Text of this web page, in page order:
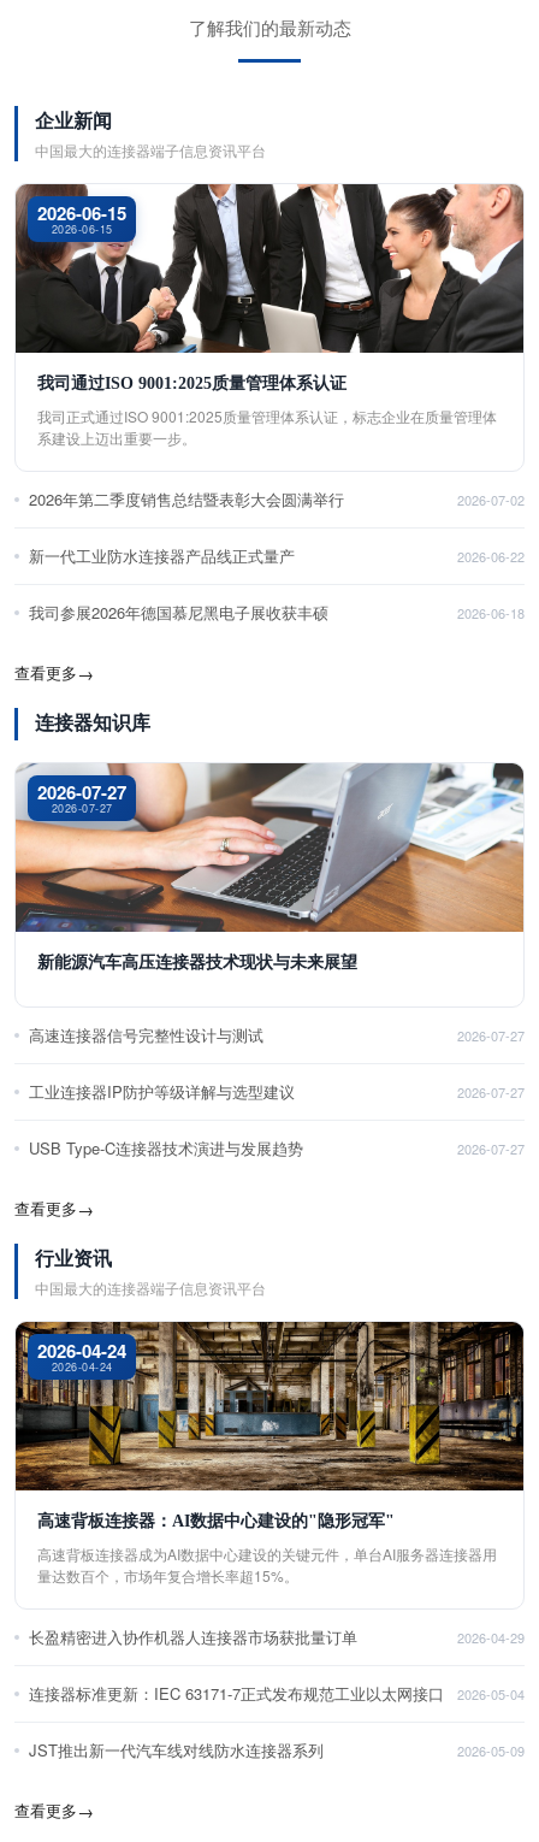
了解我们的最新动态
企业新闻
中国最大的连接器端子信息资讯平台
2026-06-15
2026-06-15
我司通过ISO 9001:2025质量管理体系认证
我司正式通过ISO 9001:2025质量管理体系认证，标志企业在质量管理体
系建设上迈出重要一步。
2026年第二季度销售总结暨表彰大会圆满举行 2026-07-02
新一代工业防水连接器产品线正式量产 2026-06-22
我司参展2026年德国慕尼黑电子展收获丰硕 2026-06-18
查看更多→
连接器知识库
2026-07-27
2026-07-27
新能源汽车高压连接器技术现状与未来展望
高速连接器信号完整性设计与测试 2026-07-27
工业连接器IP防护等级详解与选型建议 2026-07-27
USB Type-C连接器技术演进与发展趋势 2026-07-27
查看更多→
行业资讯
中国最大的连接器端子信息资讯平台
2026-04-24
2026-04-24
高速背板连接器：AI数据中心建设的"隐形冠军"
高速背板连接器成为AI数据中心建设的关键元件，单台AI服务器连接器用
量达数百个，市场年复合增长率超15%。
长盈精密进入协作机器人连接器市场获批量订单 2026-04-29
连接器标准更新：IEC 63171-7正式发布规范工业以太网接口 2026-05-04
JST推出新一代汽车线对线防水连接器系列 2026-05-09
查看更多→